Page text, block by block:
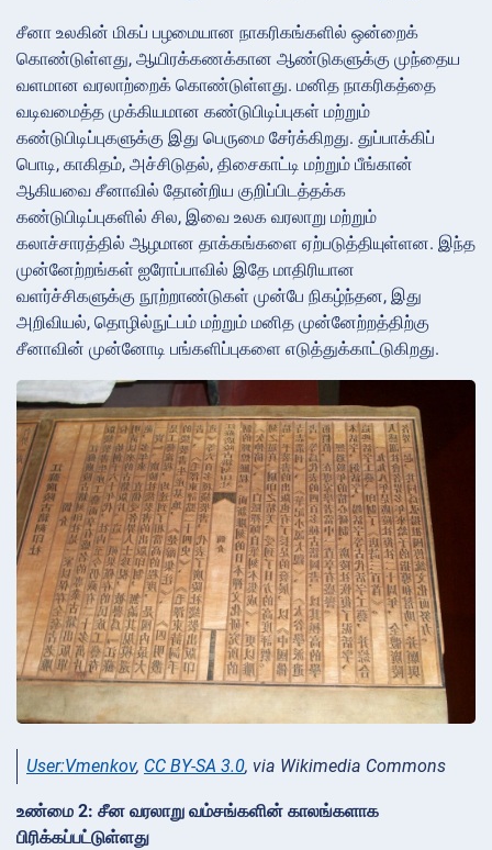
சீனா உலகின் மிகப் பழமையான நாகரிகங்களில் ஒன்றைக்
கொண்டுள்ளது, ஆயிரக்கணக்கான ஆண்டுகளுக்கு முந்தைய
வளமான வரலாற்றைக் கொண்டுள்ளது. மனித நாகரிகத்தை
வடிவமைத்த முக்கியமான கண்டுபிடிப்புகள் மற்றும்
கண்டுபிடிப்புகளுக்கு இது பெருமை சேர்க்கிறது. துப்பாக்கிப்
பொடி, காகிதம், அச்சிடுதல், திசைகாட்டி மற்றும் பீங்கான்
ஆகியவை சீனாவில் தோன்றிய குறிப்பிடத்தக்க
கண்டுபிடிப்புகளில் சில, இவை உலக வரலாறு மற்றும்
கலாச்சாரத்தில் ஆழமான தாக்கங்களை ஏற்படுத்தியுள்ளன. இந்த
முன்னேற்றங்கள் ஐரோப்பாவில் இதே மாதிரியான
வளர்ச்சிகளுக்கு நூற்றாண்டுகள் முன்பே நிகழ்ந்தன, இது
அறிவியல், தொழில்நுட்பம் மற்றும் மனித முன்னேற்றத்திற்கு
சீனாவின் முன்னோடி பங்களிப்புகளை எடுத்துக்காட்டுகிறது.
User:Vmenkov, CC BY-SA 3.0, via Wikimedia Commons
உண்மை 2: சீன வரலாறு வம்சங்களின் காலங்களாக
பிரிக்கப்பட்டுள்ளது